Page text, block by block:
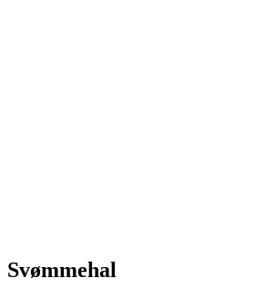
Svømmehal